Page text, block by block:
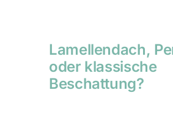
Lamellendach,
oder klassische
Beschattung?